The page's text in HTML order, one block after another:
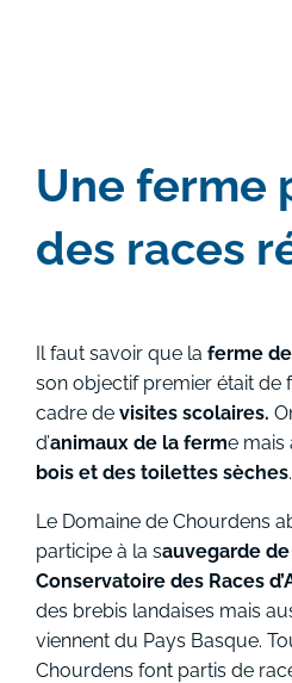
Une ferme
des races
Il faut savoir que la ferme
son objectif premier était de
cadre de visites scolaires.
d’animaux de la ferme mais
bois et des toilettes sèches
Le Domaine de Chourdens
participe à la sauvegarde
Conservatoire des Races
des brebis landaises mais
viennent du Pays Basque.
Chourdens font partis de